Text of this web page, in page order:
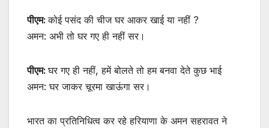
पीएम:कोई पसंद की चीज घर आकर खाई या नहीं ?
अमन: अभी तो घर गए ही नहीं सर।
पीएम:घर गए ही नहीं, हमें बोलते तो हम बनवा देते कुछ भाई
अमन: घर जाकर चूरमा खाऊंगा सर।
भारत का प्रतिनिधित्व कर रहे हरियाणा के अमन सहरावत ने